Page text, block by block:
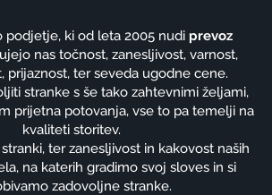
podjetje, ki od leta 2005 nudi prevoz
nas točnost, zanesljivost, varnost,
prijaznost, ter seveda ugodne cene.
stranke s še tako zahtevnimi željami,
prijetna potovanja, vse to pa temelji na
kvaliteti storitev.
ter zanesljivost in kakovost naših
na katerih gradimo svoj sloves in si
zadovoljne stranke.